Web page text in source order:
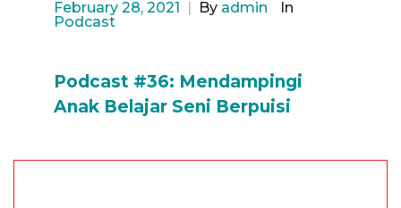
February 28, 2021 | By admin
In
Podcast
Podcast #36: Mendampingi
Anak Belajar Seni Berpuisi